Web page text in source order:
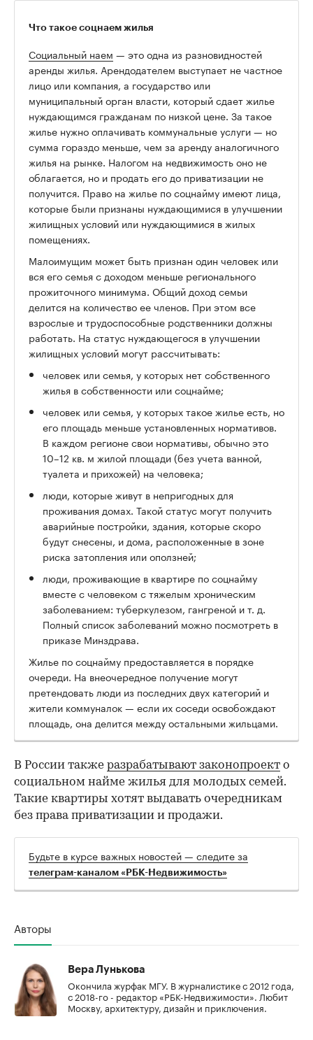
Что такое соцнаем жилья
Социальный наем — это одна из разновидностей
аренды жилья. Арендодателем выступает не частное
лицо или компания, а государство или
муниципальный орган власти, который сдает жилье
нуждающимся гражданам по низкой цене. За такое
жилье нужно оплачивать коммунальные услуги — но
сумма гораздо меньше, чем за аренду аналогичного
жилья на рынке. Налогом на недвижимость оно не
облагается, но и продать его до приватизации не
получится. Право на жилье по соцнайму имеют лица,
которые были признаны нуждающимися в улучшении
жилищных условий или нуждающимися в жилых
помещениях.
Малоимущим может быть признан один человек или
вся его семья с доходом меньше регионального
прожиточного минимума. Общий доход семьи
делится на количество ее членов. При этом все
взрослые и трудоспособные родственники должны
работать. На статус нуждающегося в улучшении
жилищных условий могут рассчитывать:
человек или семья, у которых нет собственного
жилья в собственности или соцнайме;
человек или семья, у которых такое жилье есть, но
его площадь меньше установленных нормативов.
В каждом регионе свои нормативы, обычно это
10–12 кв. м жилой площади (без учета ванной,
туалета и прихожей) на человека;
люди, которые живут в непригодных для
проживания домах. Такой статус могут получить
аварийные постройки, здания, которые скоро
будут снесены, и дома, расположенные в зоне
риска затопления или оползней;
люди, проживающие в квартире по соцнайму
вместе с человеком с тяжелым хроническим
заболеванием: туберкулезом, гангреной и т. д.
Полный список заболеваний можно посмотреть в
приказе Минздрава.
Жилье по соцнайму предоставляется в порядке
очереди. На внеочередное получение могут
претендовать люди из последних двух категорий и
жители коммуналок — если их соседи освобождают
площадь, она делится между остальными жильцами.
В России также разрабатывают законопроект о
социальном найме жилья для молодых семей.
Такие квартиры хотят выдавать очередникам
без права приватизации и продажи.
Будьте в курсе важных новостей — следите за
телеграм-каналом «РБК-Недвижимость»
Авторы
Вера Лунькова
Окончила журфак МГУ. В журналистике с 2012 года,
с 2018-го - редактор «РБК-Недвижимости». Любит
Москву, архитектуру, дизайн и приключения.